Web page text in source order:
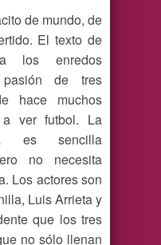
de mundo, de
El texto de
los enredos
de tres
hace muchos
ver futbol. La
es sencilla
no necesita
Los actores son
Luis Arrieta y
que los tres
no sólo llenan